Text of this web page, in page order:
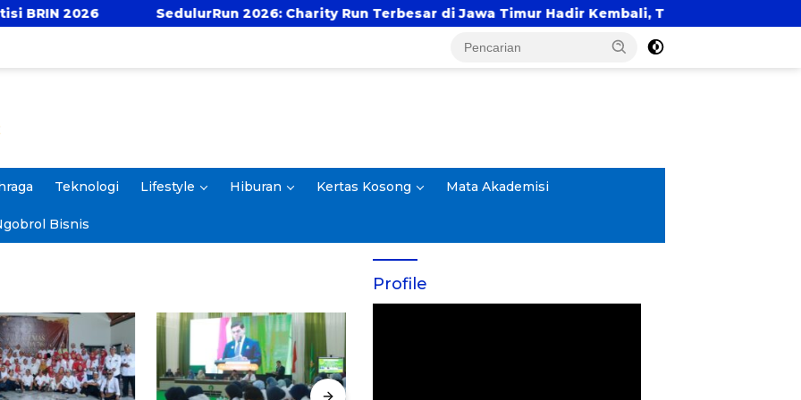
SedulurRun 2026: Charity Run Terbesar di Jawa Timur Hadir Kembali, Targetkan 3.000 Peserta
Teknologi Lifestyle Hiburan Kertas Kosong Mata Akademisi
Bisnis
Profile